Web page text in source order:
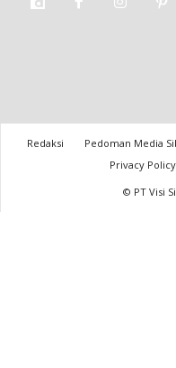
Redaksi Pedoman Media
Privacy Policy
© PT Visi